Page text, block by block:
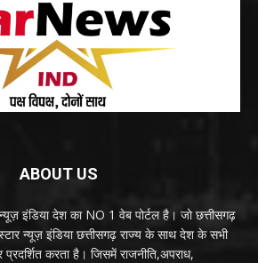
ABOUT US
इंडिया देश का NO 1 वेब पोर्टल है। जो छत्तीसगढ़
न्यूज़ इंडिया छत्तीसगढ़ राज्य के साथ देश के सभी
करता है। जिसमें राजनीति,अपराध,